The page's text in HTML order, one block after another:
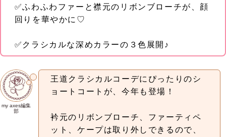
✅ふわふわファーと襟元のリボンブローチが、顔
回りを華やかに♡
✅クラシカルな深めカラーの３色展開♪
my axes編集
部
王道クラシカルコーデにぴったりのシ
ョートコートが、今年も登場！
衿元のリボンブローチ、ファーティペ
ット、ケープは取り外しできるので、